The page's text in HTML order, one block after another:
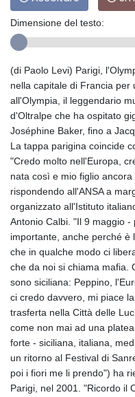
Dimensione del testo:
(di Paolo Levi) Parigi,
nella capitale di Francia per
all'Olympia, il leggendario
d'Oltralpe che ha ospitato
Joséphine Baker, fino a
La tappa parigina coincide
"Credo molto nell'Europa,
nata così e mio figlio
rispondendo all'ANSA a
organizzato all'Istituto
Antonio Calbi. "Il 9 maggio
importante, anche perché è
che in qualche modo ci
che da noi si chiama mafia.
sono siciliana: Peppino,
ci credo davvero, mi piace
trasferta nella Città delle
come non mai ad una
forte - siciliana, italiana,
un ritorno al Festival di
poi i fiori me li prendo") ha
Parigi, nel 2001. "Ricordo il